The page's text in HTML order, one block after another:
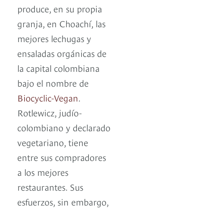
produce, en su propia
granja, en Choachí, las
mejores lechugas y
ensaladas orgánicas de
la capital colombiana
bajo el nombre de
Biocyclic-Vegan
Rotlewicz, judío-
colombiano y declarado
vegetariano, tiene
entre sus compradores
a los mejores
restaurantes. Sus
esfuerzos, sin embargo,